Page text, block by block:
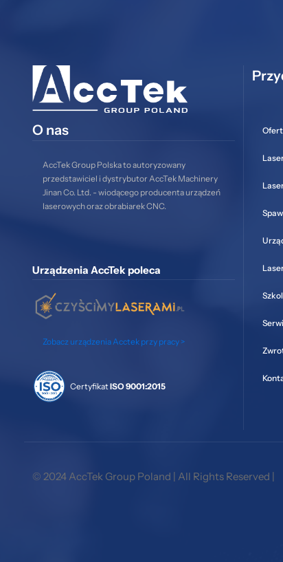
O nas
AccTek Group Polska to autoryzowany
przedstawiciel i dystrybutor AccTek Machinery
Jinan Co. Ltd. - wiodącego producenta urządzeń
laserowych oraz obrabiarek CNC.
Urządzenia AccTek poleca
Zobacz urządzenia Acctek przy pracy >
CertyfikatISO 9001:2015
© 2024 AccTek Group Poland | All Rights Reserved |